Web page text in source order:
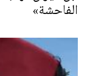
الفاحشة»